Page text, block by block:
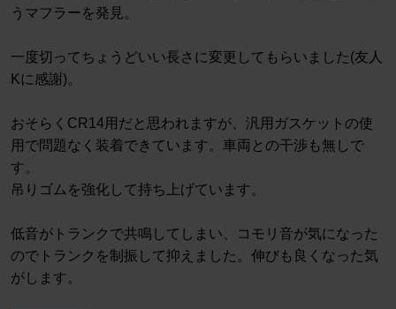
うマフラーを発見。
一度切ってちょうどいい長さに変更してもらいました(友人
Kに感謝)。
おそらくCR14用だと思われますが、汎用ガスケットの使
用で問題なく装着できています。車両との干渉も無しで
す。
吊りゴムを強化して持ち上げています。
低音がトランクで共鳴してしまい、コモリ音が気になった
のでトランクを制振して抑えました。伸びも良くなった気
がします。